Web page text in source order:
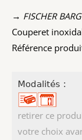
→ FISCHER
Couperet
Référence
Modalités :
retirer ce
votre choix